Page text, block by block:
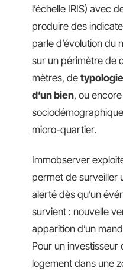
l’échelle IRIS) avec
produire des
parle d’évolution du
sur un périmètre de
mètres, de
d’un bien, ou
micro-quartier.
Immobserver
permet de surveiller
alerté dès qu’un
survient : nouvelle
apparition d’un
Pour un investisseur
logement dans une